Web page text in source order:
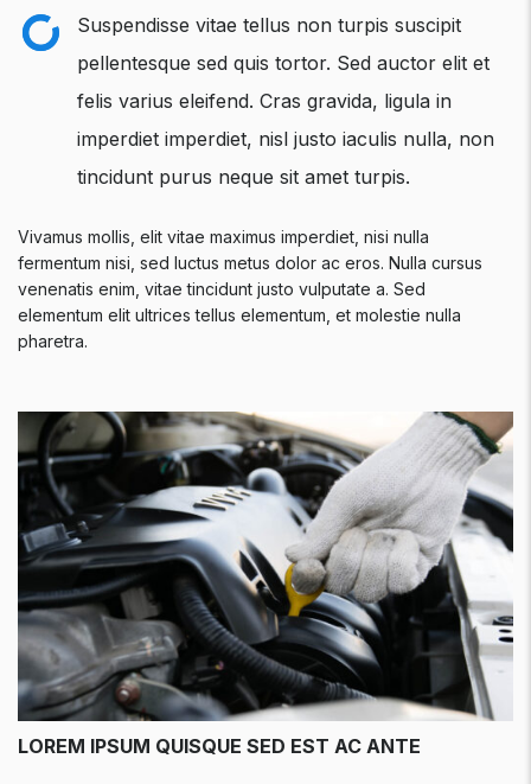
Suspendisse vitae tellus non turpis suscipit
pellentesque sed quis tortor. Sed auctor elit et
felis varius eleifend. Cras gravida, ligula in
imperdiet imperdiet, nisl justo iaculis nulla, non
tincidunt purus neque sit amet turpis.
Vivamus mollis, elit vitae maximus imperdiet, nisi nulla
fermentum nisi, sed luctus metus dolor ac eros. Nulla cursus
venenatis enim, vitae tincidunt justo vulputate a. Sed
elementum elit ultrices tellus elementum, et molestie nulla
pharetra.
LOREM IPSUM QUISQUE SED EST AC ANTE